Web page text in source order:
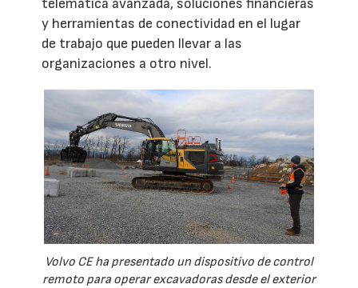
telemática avanzada, soluciones financieras
y herramientas de conectividad en el lugar
de trabajo que pueden llevar a las
organizaciones a otro nivel.
Volvo CE ha presentado un dispositivo de control
remoto para operar excavadoras desde el exterior